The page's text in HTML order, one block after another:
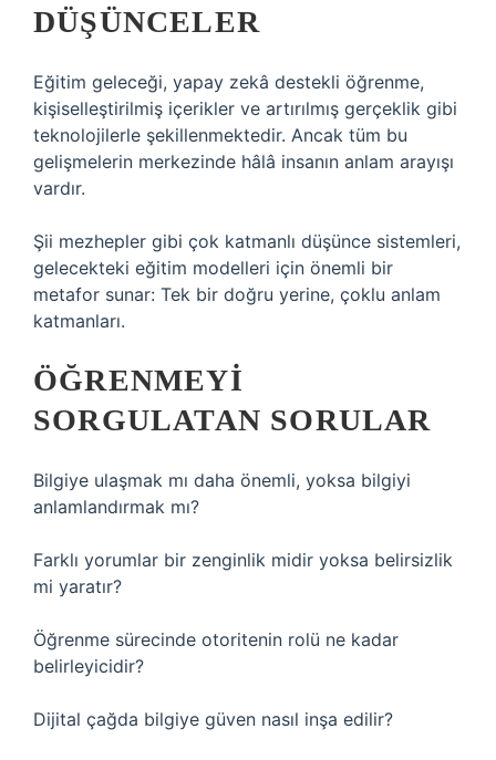
DÜŞÜNCELER
Eğitim geleceği, yapay zekâ destekli öğrenme,
kişiselleştirilmiş içerikler ve artırılmış gerçeklik gibi
teknolojilerle şekillenmektedir. Ancak tüm bu
gelişmelerin merkezinde hâlâ insanın anlam arayışı
vardır.
Şii mezhepler gibi çok katmanlı düşünce sistemleri,
gelecekteki eğitim modelleri için önemli bir
metafor sunar: Tek bir doğru yerine, çoklu anlam
katmanları.
ÖĞRENMEYI
SORGULATAN SORULAR
Bilgiye ulaşmak mı daha önemli, yoksa bilgiyi
anlamlandırmak mı?
Farklı yorumlar bir zenginlik midir yoksa belirsizlik
mi yaratır?
Öğrenme sürecinde otoritenin rolü ne kadar
belirleyicidir?
Dijital çağda bilgiye güven nasıl inşa edilir?